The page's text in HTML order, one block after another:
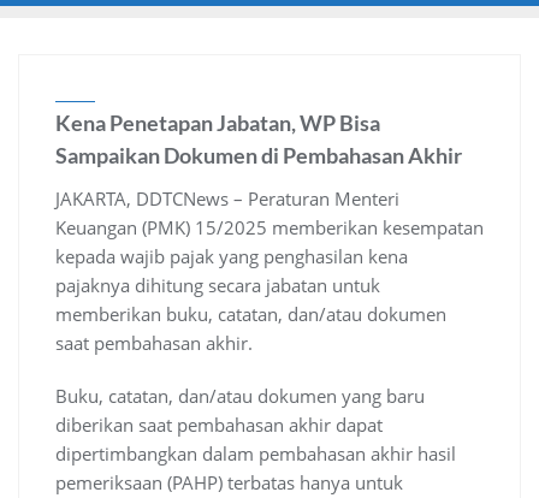
Kena Penetapan Jabatan, WP Bisa
Sampaikan Dokumen di Pembahasan Akhir
JAKARTA, DDTCNews – Peraturan Menteri
Keuangan (PMK) 15/2025 memberikan kesempatan
kepada wajib pajak yang penghasilan kena
pajaknya dihitung secara jabatan untuk
memberikan buku, catatan, dan/atau dokumen
saat pembahasan akhir.
Buku, catatan, dan/atau dokumen yang baru
diberikan saat pembahasan akhir dapat
dipertimbangkan dalam pembahasan akhir hasil
pemeriksaan (PAHP) terbatas hanya untuk